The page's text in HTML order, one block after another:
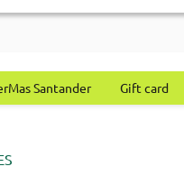
Santander Gift card